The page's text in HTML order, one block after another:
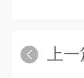
上